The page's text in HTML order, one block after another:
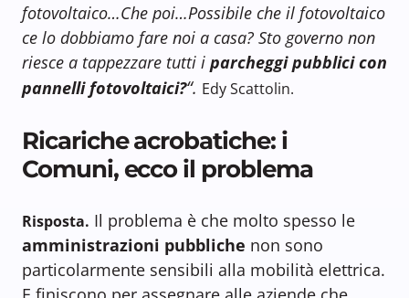
fotovoltaico…Che poi…Possibile che il fotovoltaico
ce lo dobbiamo fare noi a casa? Sto governo non
riesce a tappezzare tutti i parcheggi pubblici con
pannelli fotovoltaici?“. Edy Scattolin.
Ricariche acrobatiche: i
Comuni, ecco il problema
Risposta. Il problema è che molto spesso le
amministrazioni pubbliche non sono
particolarmente sensibili alla mobilità elettrica.